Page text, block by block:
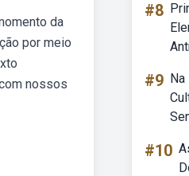
da
por meio
nossos
#8
#9
#10